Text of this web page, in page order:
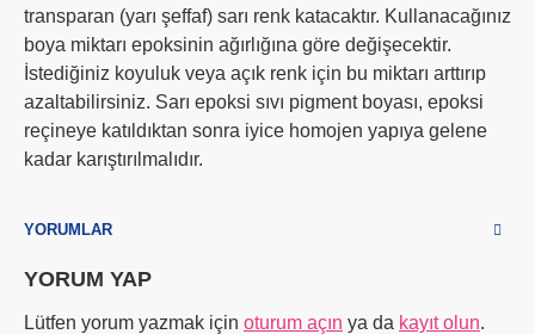
transparan (yarı şeffaf) sarı renk katacaktır. Kullanacağınız
boya miktarı epoksinin ağırlığına göre değişecektir.
İstediğiniz koyuluk veya açık renk için bu miktarı arttırıp
azaltabilirsiniz. Sarı epoksi sıvı pigment boyası, epoksi
reçineye katıldıktan sonra iyice homojen yapıya gelene
kadar karıştırılmalıdır.
YORUMLAR
YORUM YAP
Lütfen yorum yazmak için oturum açın ya da kayıt olun.